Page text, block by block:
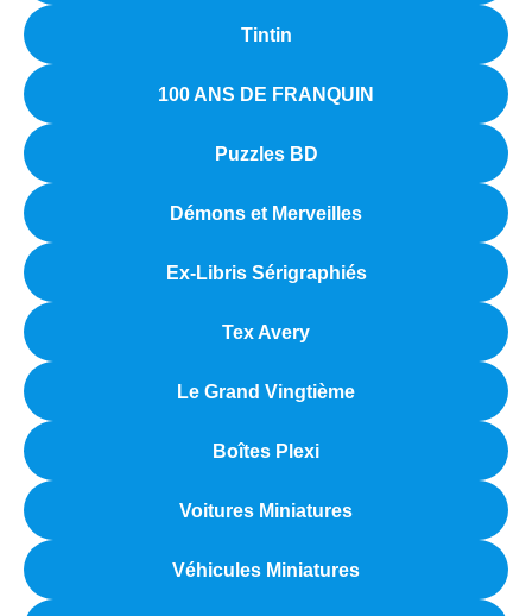
Tintin
100 ANS DE FRANQUIN
Puzzles BD
Démons et Merveilles
Ex-Libris Sérigraphiés
Tex Avery
Le Grand Vingtième
Boîtes Plexi
Voitures Miniatures
Véhicules Miniatures